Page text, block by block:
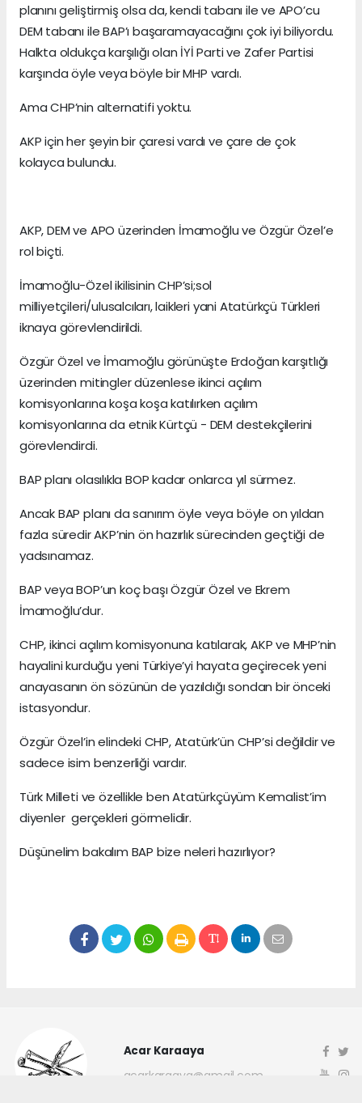
planını geliştirmiş olsa da, kendi tabanı ile ve APO’cu
DEM tabanı ile BAP’ı başaramayacağını çok iyi biliyordu.
Halkta oldukça karşılığı olan İYİ Parti ve Zafer Partisi
karşında öyle veya böyle bir MHP vardı.
Ama CHP’nin alternatifi yoktu.
AKP için her şeyin bir çaresi vardı ve çare de çok
kolayca bulundu.
AKP, DEM ve APO üzerinden İmamoğlu ve Özgür Özel’e
rol biçti.
İmamoğlu-Özel ikilisinin CHP’si;sol
milliyetçileri/ulusalcıları, laikleri yani Atatürkçü Türkleri
iknaya görevlendirildi.
Özgür Özel ve İmamoğlu görünüşte Erdoğan karşıtlığı
üzerinden mitingler düzenlese ikinci açılım
komisyonlarına koşa koşa katılırken açılım
komisyonlarına da etnik Kürtçü - DEM destekçilerini
görevlendirdi.
BAP planı olasılıkla BOP kadar onlarca yıl sürmez.
Ancak BAP planı da sanırım öyle veya böyle on yıldan
fazla süredir AKP’nin ön hazırlık sürecinden geçtiği de
yadsınamaz.
BAP veya BOP’un koç başı Özgür Özel ve Ekrem
İmamoğlu’dur.
CHP, ikinci açılım komisyonuna katılarak, AKP ve MHP’nin
hayalini kurduğu yeni Türkiye’yi hayata geçirecek yeni
anayasanın ön sözünün de yazıldığı sondan bir önceki
istasyondur.
Özgür Özel’in elindeki CHP, Atatürk’ün CHP’si değildir ve
sadece isim benzerliği vardır.
Türk Milleti ve özellikle ben Atatürkçüyüm Kemalist’im
diyenler gerçekleri görmelidir.
Düşünelim bakalım BAP bize neleri hazırlıyor?
Acar Karaaya
acarkaraaya@gmail.com